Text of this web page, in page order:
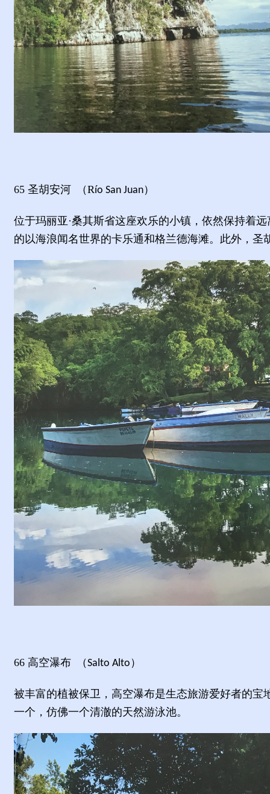
65 圣胡安河 （Río San Juan）
位于玛丽亚 ·桑其斯省这座欢乐的小镇，依然保持着
的以海浪闻名世界的卡乐通和格兰德海滩。此外，
66 高空瀑布 （Salto Alto ）
被丰富的植被保卫，高空瀑布是生态旅游爱好者的宝
一个，仿佛一个清澈的天然游泳池。